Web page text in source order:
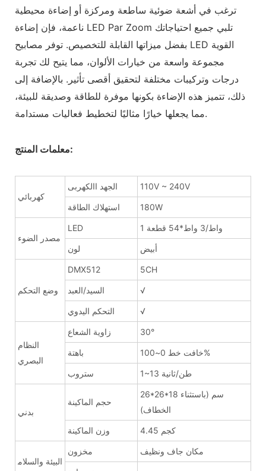
ترغب في أشعة ضوئية ساطعة ومركزة أو إضاءة محيطية
ناعمة، فإن إضاءة LED Par Zoom تلبي جميع احتياجاتك
بفضل ميزاتها القابلة للتخصيص. توفر مصابيح LED القوية
مجموعة واسعة من خيارات الألوان، مما يتيح لك تجربة
درجات وتركيبات مختلفة لتحقيق أقصى تأثير. بالإضافة إلى
ذلك، تتميز هذه الإضاءة بكونها موفرة للطاقة وصديقة للبيئة،
مما يجعلها خيارًا مثاليًا لتخطيط فعاليات مستدامة.
معلمات المنتج:
كهربائي
الجهد االكهربى 110V ~ 240V
استهلاك الطاقة 180W
مصدر الضوء
LED 1 واط/3 واط*54 قطعة
لون أبيض
وضع التحكم
DMX512 5CH
السيد/العبد √
التحكم اليدوي √
النظام
البصري
زاوية الشعاع 30°
باهتة خافت خط 0~100%
ستروب 1~13 طن/ثانية
بدني
حجم الماكينة
26*26*18 سم (باستثناء
الخطاف)
وزن الماكينة 4.45 كجم
البيئة والسلام
مخزون مكان جاف ونظيف